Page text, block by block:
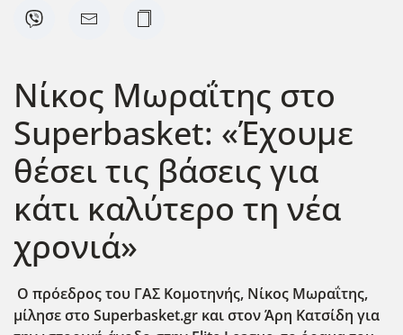
Νίκος Μωραΐτης στο
Superbasket: «Έχουμε
θέσει τις βάσεις για
κάτι καλύτερο τη νέα
χρονιά»
Ο πρόεδρος του ΓΑΣ Κομοτηνής, Νίκος Μωραΐτης,
μίλησε στο Superbasket.gr και στον Άρη Κατσίδη για